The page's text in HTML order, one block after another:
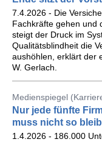
7.4.2026 - Die
Fachkräfte gehen und
steigt der Druck im
Qualitätsblindheit die
aushöhlen, erklärt der
W. Gerlach.
Medienspiegel
Nur jede fünfte
muss nicht so
1.4.2026 - 186.000